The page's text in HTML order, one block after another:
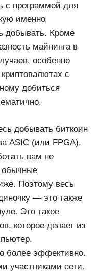
с программой для
именно
добывать. Кроме
майнинга в
особенно
с
добиться
добывать биткоин
ASIC (или FPGA),
вам не
обычные
Поэтому весь
— это также
Это такое
которое делает из
более эффективно.
участниками сети.